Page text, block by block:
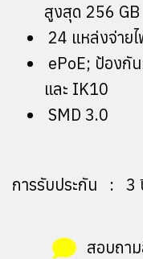
สูงสุด 256 GB
24 แหล่งจ่าย
ePoE; ป้องกั
และ IK10
SMD 3.0
การรับประกัน : 3
สอบถา